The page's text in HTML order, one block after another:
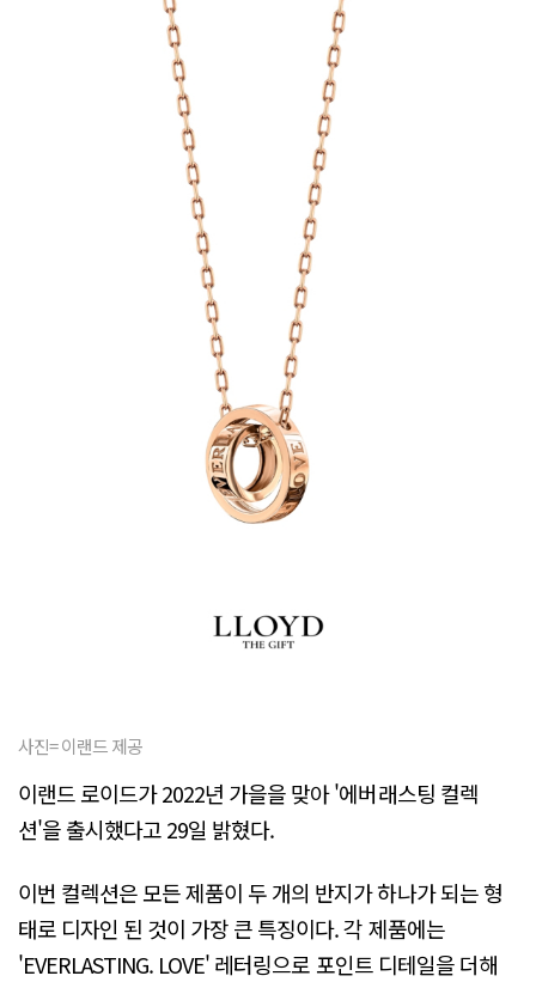
사진= 이랜드 제공
이랜드 로이드가 2022년 가을을 맞아 '에버래스팅 컬렉
션'을 출시했다고 29일 밝혔다.
이번 컬렉션은 모든 제품이 두 개의 반지가 하나가 되는 형
태로 디자인 된 것이 가장 큰 특징이다. 각 제품에는
'EVERLASTING. LOVE' 레터링으로 포인트 디테일을 더해